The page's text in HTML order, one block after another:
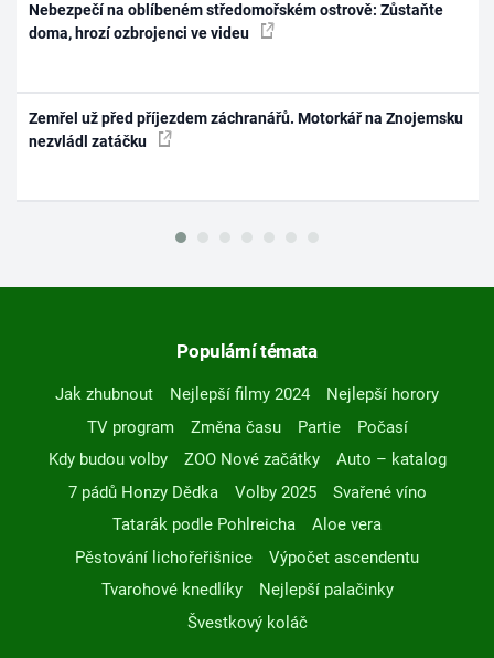
Nebezpečí na oblíbeném středomořském ostrově: Zůstaňte
doma, hrozí ozbrojenci ve videu
Zemřel už před příjezdem záchranářů. Motorkář na Znojemsku
nezvládl zatáčku
Populární témata
Jak zhubnout Nejlepší filmy 2024
Nejlepší horory
TV program
Změna času Partie
Počasí
Kdy budou volby
ZOO Nové začátky
Auto – katalog
7 pádů Honzy Dědka
Volby 2025
Svařené víno
Tatarák podle Pohlreicha
Aloe vera
Pěstování lichořeřišnice
Výpočet ascendentu
Tvarohové knedlíky
Nejlepší palačinky
Švestkový koláč